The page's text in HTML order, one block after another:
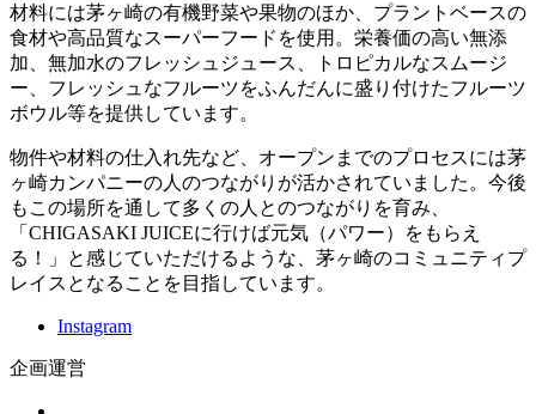
材料には茅ヶ崎の有機野菜や果物のほか、プラントベースの
食材や高品質なスーパーフードを使用。栄養価の高い無添
加、無加水のフレッシュジュース、トロピカルなスムージ
ー、フレッシュなフルーツをふんだんに盛り付けたフルーツ
ボウル等を提供しています。
物件や材料の仕入れ先など、オープンまでのプロセスには茅
ヶ崎カンパニーの人のつながりが活かされていました。今後
もこの場所を通して多くの人とのつながりを育み、
「CHIGASAKI JUICEに行けば元気（パワー）をもらえ
る！」と感じていただけるような、茅ヶ崎のコミュニティプ
レイスとなることを目指しています。
Instagram
企画運営